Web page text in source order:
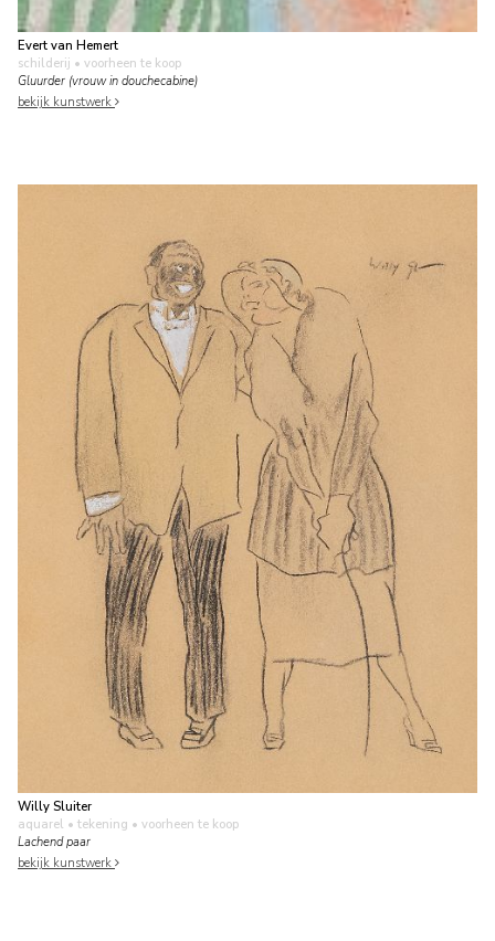
Evert van Hemert
schilderij • voorheen te koop
Gluurder (vrouw in douchecabine)
bekijk kunstwerk
Willy Sluiter
aquarel • tekening • voorheen te koop
Lachend paar
bekijk kunstwerk